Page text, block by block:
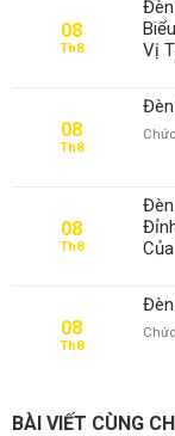
08
Th8
Đèn
Vị
08
Th8
08
Th8
08
Th8
BÀI VIẾT CÙNG